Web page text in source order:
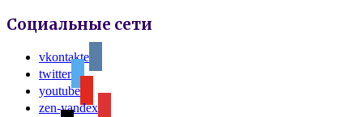
Социальные сети
vkontakte
twitter
youtube
zen-yandex